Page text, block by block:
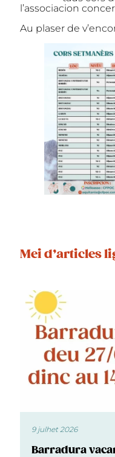
l’associacion
Au plaser de
Mei d’articles
9 julhet 2026
Barradura